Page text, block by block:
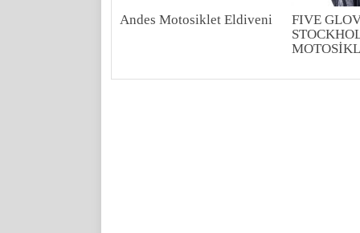
Andes Motosiklet Eldiveni
FIVE